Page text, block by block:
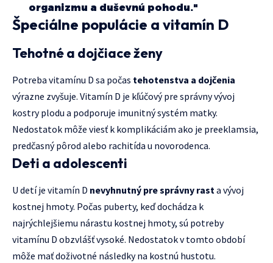
organizmu a duševnú pohodu."
Špeciálne populácie a vitamín D
Tehotné a dojčiace ženy
Potreba vitamínu D sa počas tehotenstva a dojčenia
výrazne zvyšuje. Vitamín D je kľúčový pre správny vývoj
kostry plodu a podporuje imunitný systém matky.
Nedostatok môže viesť k komplikáciám ako je preeklamsia,
predčasný pôrod alebo rachitída u novorodenca.
Deti a adolescenti
U detí je vitamín D nevyhnutný pre správny rasta vývoj
kostnej hmoty. Počas puberty, keď dochádza k
najrýchlejšiemu nárastu kostnej hmoty, sú potreby
vitamínu D obzvlášť vysoké. Nedostatok v tomto období
môže mať doživotné následky na kostnú hustotu.